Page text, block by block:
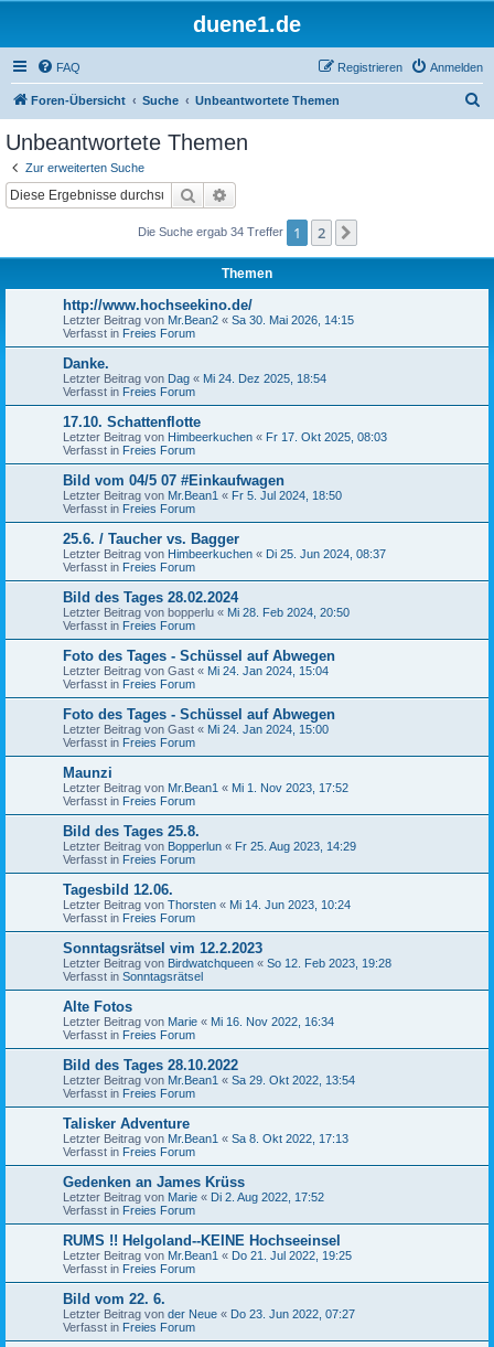
duene1.de
FAQ Anmelden
Registrieren
Foren-Übersicht Suche Unbeantwortete Themen
Unbeantwortete Themen
Zur erweiterten Suche
Suche
Die Suche ergab 34 Treffer 1 2
Themen
http://www.hochseekino.de/
Letzter Beitrag von Mr.Bean2 « Sa 30. Mai 2026, 14:15
Verfasst in Freies Forum
Danke.
Letzter Beitrag von Dag « Mi 24. Dez 2025, 18:54
Verfasst in Freies Forum
17.10. Schattenflotte
Letzter Beitrag von Himbeerkuchen « Fr 17. Okt 2025, 08:03
Verfasst in Freies Forum
Bild vom 04/5 07 #Einkaufwagen
Letzter Beitrag von Mr.Bean1 « Fr 5. Jul 2024, 18:50
Verfasst in Freies Forum
25.6. / Taucher vs. Bagger
Letzter Beitrag von Himbeerkuchen « Di 25. Jun 2024, 08:37
Verfasst in Freies Forum
Bild des Tages 28.02.2024
Letzter Beitrag von bopperlu « Mi 28. Feb 2024, 20:50
Verfasst in Freies Forum
Foto des Tages - Schüssel auf Abwegen
Letzter Beitrag von Gast « Mi 24. Jan 2024, 15:04
Verfasst in Freies Forum
Foto des Tages - Schüssel auf Abwegen
Letzter Beitrag von Gast « Mi 24. Jan 2024, 15:00
Verfasst in Freies Forum
Maunzi
Letzter Beitrag von Mr.Bean1 « Mi 1. Nov 2023, 17:52
Verfasst in Freies Forum
Bild des Tages 25.8.
Letzter Beitrag von Bopperlun « Fr 25. Aug 2023, 14:29
Verfasst in Freies Forum
Tagesbild 12.06.
Letzter Beitrag von Thorsten « Mi 14. Jun 2023, 10:24
Verfasst in Freies Forum
Sonntagsrätsel vim 12.2.2023
Letzter Beitrag von Birdwatchqueen « So 12. Feb 2023, 19:28
Verfasst in Sonntagsrätsel
Alte Fotos
Letzter Beitrag von Marie « Mi 16. Nov 2022, 16:34
Verfasst in Freies Forum
Bild des Tages 28.10.2022
Letzter Beitrag von Mr.Bean1 « Sa 29. Okt 2022, 13:54
Verfasst in Freies Forum
Talisker Adventure
Letzter Beitrag von Mr.Bean1 « Sa 8. Okt 2022, 17:13
Verfasst in Freies Forum
Gedenken an James Krüss
Letzter Beitrag von Marie « Di 2. Aug 2022, 17:52
Verfasst in Freies Forum
RUMS !! Helgoland--KEINE Hochseeinsel
Letzter Beitrag von Mr.Bean1 « Do 21. Jul 2022, 19:25
Verfasst in Freies Forum
Bild vom 22. 6.
Letzter Beitrag von der Neue « Do 23. Jun 2022, 07:27
Verfasst in Freies Forum